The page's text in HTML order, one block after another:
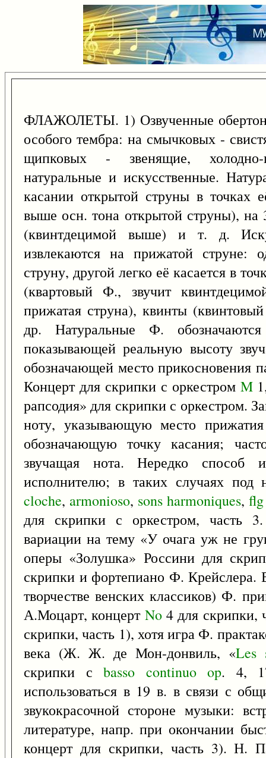
ФЛАЖОЛЕТЫ. 1) Озвученные
особого тембра: на смычковых -
щипковых - звенящие, холодно-
натуральные и искусственные.
касании открытой струны в точках
выше осн. тона открытой струны),
(квинтдецимой выше) и т. д.
извлекаются на прижатой струне:
струну, другой легко её касается в
(квартовый Ф., звучит
прижатая струна), квинты
др. Натуральные Ф.
показывающей реальную высоту
обозначающей место прикосновения
Концерт для скрипки с оркестром M
рапсодия» для скрипки с оркестром.
ноту, указывающую место
обозначающую точку касания;
звучащая нота. Нередко способ
исполнителю; в таких случаях
cloche, armonioso, sons harmoniques, flg
для скрипки с оркестром, часть
вариации на тему «У очага уж не
оперы «Золушка» Россини для
скрипки и фортепиано Ф. Крейслера.
творчестве венских классиков) Ф.
А.Моцарт, концерт No4 для скрипки,
скрипки, часть 1), хотя игра Ф.
века (Ж. Ж. де Мон-донвиль, «Les
скрипки сbasso continuo op. 4,
использоваться в 19 в. в связи с
звукокрасочной стороне музыки:
литературе, напр. при окончании
концерт для скрипки, часть 3). Н.